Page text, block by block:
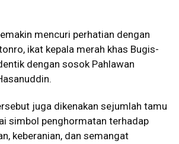
mencuri perhatian dengan
ikat kepala merah khas Bugis-
dengan sosok Pahlawan
juga dikenakan sejumlah tamu
simbol penghormatan terhadap
keberanian, dan semangat